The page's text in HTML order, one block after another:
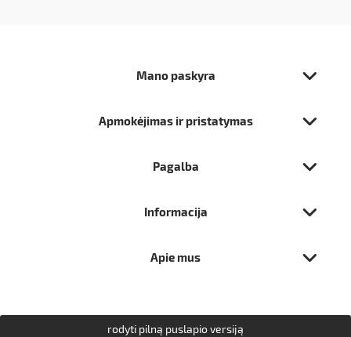
Mano paskyra
Apmokėjimas ir pristatymas
Pagalba
Informacija
Apie mus
rodyti pilną puslapio versiją